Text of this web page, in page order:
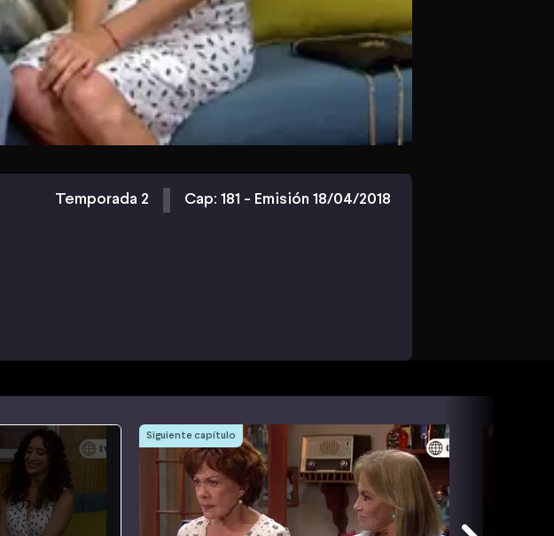
Temporada 2 Cap: 181 - Emisión 18/04/2018
Siguiente capítulo